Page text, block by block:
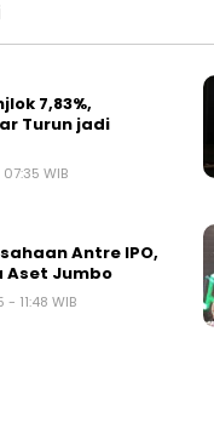
7,83%,
Turun jadi
WIB
Antre IPO,
Aset Jumbo
11:48 WIB